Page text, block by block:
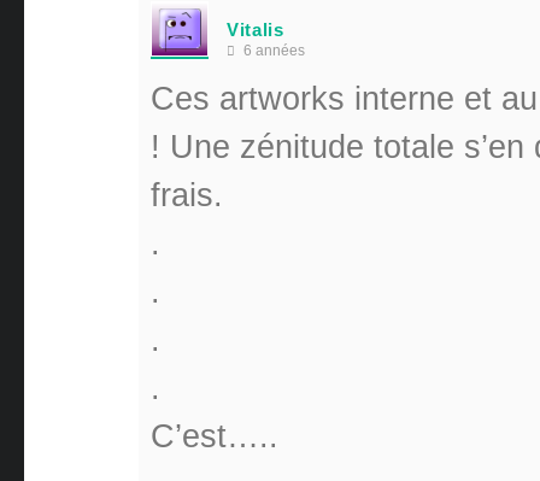
Vitalis
6 années
Ces artworks interne et
! Une zénitude totale s’en
frais.
.
.
.
.
C’est…..